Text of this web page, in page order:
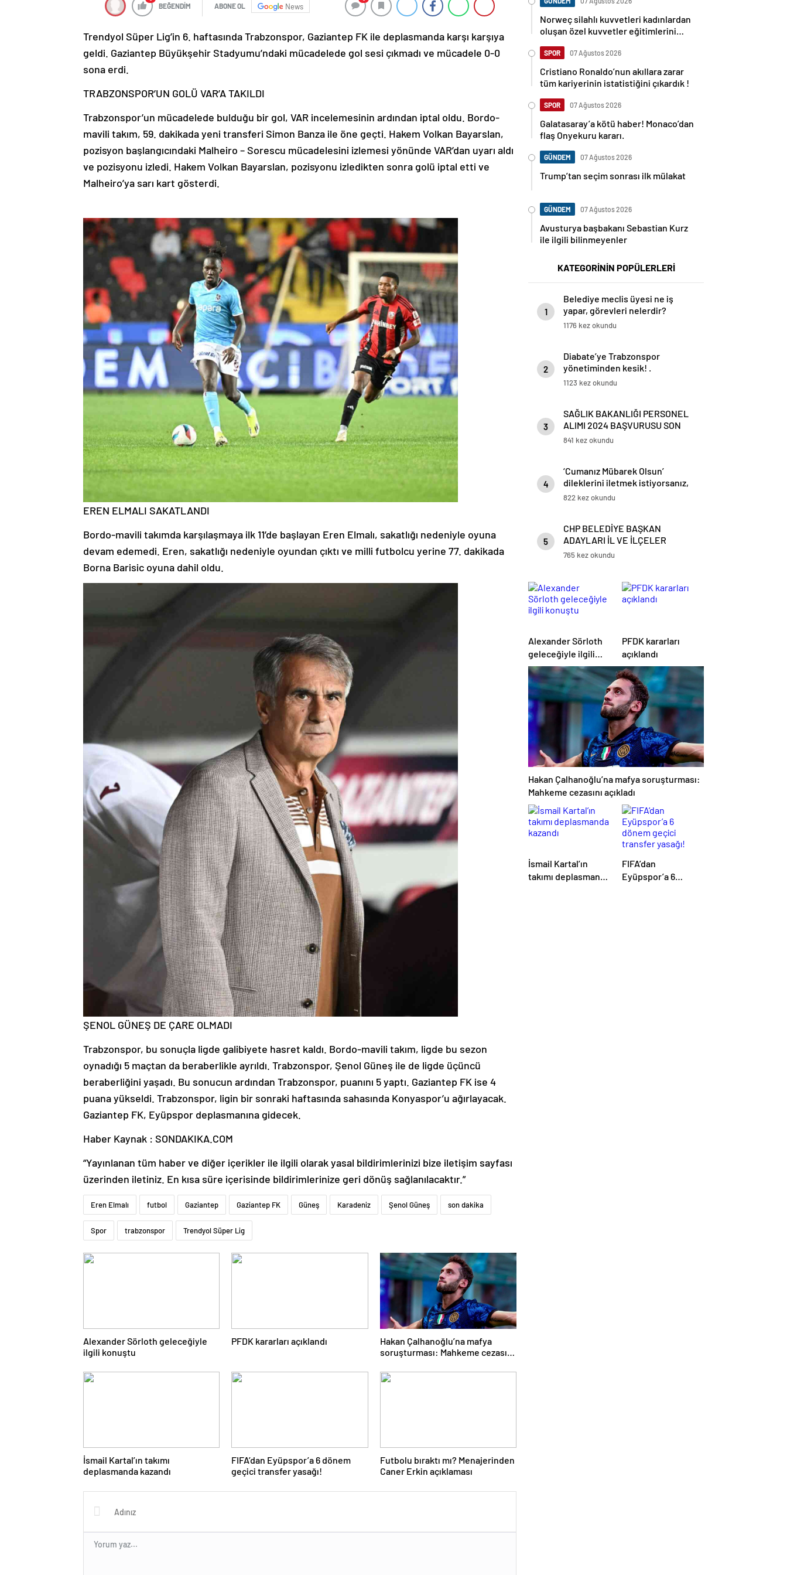
BEĞENDİM ABONE OL News
Trendyol Süper Lig’in 6. haftasında Trabzonspor, Gaziantep FK ile deplasmanda karşı karşıya
geldi. Gaziantep Büyükşehir Stadyumu’ndaki mücadelede gol sesi çıkmadı ve mücadele 0-0
sona erdi.
TRABZONSPOR’UN GOLÜ VAR’A TAKILDI
Trabzonspor’un mücadelede bulduğu bir gol, VAR incelemesinin ardından iptal oldu. Bordo-
mavili takım, 59. dakikada yeni transferi Simon Banza ile öne geçti. Hakem Volkan Bayarslan,
pozisyon başlangıcındaki Malheiro – Sorescu mücadelesini izlemesi yönünde VAR’dan uyarı aldı
ve pozisyonu izledi. Hakem Volkan Bayarslan, pozisyonu izledikten sonra golü iptal etti ve
Malheiro’ya sarı kart gösterdi.
EREN ELMALI SAKATLANDI
Bordo-mavili takımda karşılaşmaya ilk 11’de başlayan Eren Elmalı, sakatlığı nedeniyle oyuna
devam edemedi. Eren, sakatlığı nedeniyle oyundan çıktı ve milli futbolcu yerine 77. dakikada
Borna Barisic oyuna dahil oldu.
ŞENOL GÜNEŞ DE ÇARE OLMADI
Trabzonspor, bu sonuçla ligde galibiyete hasret kaldı. Bordo-mavili takım, ligde bu sezon
oynadığı 5 maçtan da beraberlikle ayrıldı. Trabzonspor, Şenol Güneş ile de ligde üçüncü
beraberliğini yaşadı. Bu sonucun ardından Trabzonspor, puanını 5 yaptı. Gaziantep FK ise 4
puana yükseldi. Trabzonspor, ligin bir sonraki haftasında sahasında Konyaspor’u ağırlayacak.
Gaziantep FK, Eyüpspor deplasmanına gidecek.
Haber Kaynak : SONDAKIKA.COM
“Yayınlanan tüm haber ve diğer içerikler ile ilgili olarak yasal bildirimlerinizi bize iletişim sayfası
üzerinden iletiniz. En kısa süre içerisinde bildirimlerinize geri dönüş sağlanılacaktır.”
Eren Elmalı futbol Gaziantep Gaziantep FK Güneş Karadeniz Şenol Güneş son dakika
Spor trabzonspor Trendyol Süper Lig
Alexander Sörloth geleceğiyle
ilgili konuştu
PFDK kararları açıklandı
Hakan Çalhanoğlu’na mafya
soruşturması: Mahkeme cezasını
İsmail Kartal’ın takımı
deplasmanda kazandı
FIFA’dan Eyüpspor’a 6 dönem
geçici transfer yasağı!
Futbolu bıraktı mı? Menajerinden
Caner Erkin açıklaması
Norweç silahlı kuvvetleri kadınlardan
oluşan özel kuvvetler eğitimlerini
SPOR 07 Ağustos 2026
Cristiano Ronaldo’nun akıllara zarar
tüm kariyerinin istatistiğini çıkardık !
SPOR 07 Ağustos 2026
Galatasaray’a kötü haber! Monaco’dan
flaş Onyekuru kararı.
GÜNDEM 07 Ağustos 2026
Trump’tan seçim sonrası ilk mülakat
GÜNDEM 07 Ağustos 2026
Avusturya başbakanı Sebastian Kurz
ile ilgili bilinmeyenler
KATEGORİNİN POPÜLERLERİ
1
Belediye meclis üyesi ne iş
yapar, görevleri nelerdir?
1176 kez okundu
2
Diabate’ye Trabzonspor
yönetiminden kesik! .
1123 kez okundu
3
SAĞLIK BAKANLIĞI PERSONEL
ALIMI 2024 BAŞVURUSU SON
DAKİKA | Sağlık Bakanlığı 35 bin
(ÖSYM kılavuzu başvuru ve
şartları)
841 kez okundu
4
‘Cumanız Mübarek Olsun’
dileklerini iletmek istiyorsanız,
yeni, farklı, değişik cuma
resimsiz, yazılı, anlamlı, en güzel
cuma mesajları
822 kez okundu
5
CHP BELEDİYE BAŞKAN
ADAYLARI İL VE İLÇELER
LİSTESİ 2024 | Cumhuriyet Halk
14 ilçenin adayı belirlendi
765 kez okundu
Alexander Sörloth
geleceğiyle ilgili
konuştu
PFDK kararları
açıklandı
Hakan Çalhanoğlu’na mafya soruşturması:
Mahkeme cezasını açıkladı
İsmail Kartal’ın
takımı deplasmanda
FIFA’dan
Eyüpspor’a 6